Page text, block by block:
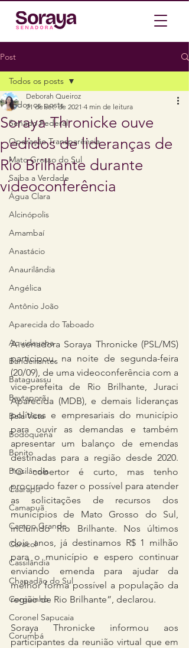
Post
Todos os posts
Senado Federal
Operação Transparência
Mato Grosso do Sul
Saiba a Verdade
Água Clara
Alcinópolis
Amambaí
Anastácio
Anaurilândia
Angélica
Antônio João
Aparecida do Taboado
Aquidauana
Bandeirantes
Bataguassu
Baytaporã
Bela Vista
Bodoquena
Bonito
Brasilândia
Caarapó
Camapuã
Campo Grande
Caracol
Cassilândia
Chapadão do Sul
Corguinho
Coronel Sapucaia
Corumbá
Todos os posts
Soraya Thronicke ouve
pedidos de lideranças de
Rio Brilhante durante
videoconferência
Deborah Queiroz
21 de set. de 2021 4 min de leitura
A senadora Soraya Thronicke (PSL/MS)
participou, na noite de segunda-feira
(20/09), de uma videoconferência com a
vice-prefeita de Rio Brilhante, Juraci
Aparecida (MDB), e demais lideranças
políticas e empresariais do município
para ouvir as demandas e também
apresentar um balanço de emendas
destinadas para a região desde 2020.
“O cobertor é curto, mas tenho
procurado fazer o possível para atender
as solicitações de recursos dos
municípios de Mato Grosso do Sul,
incluindo Rio Brilhante. Nos últimos
dois anos, já destinamos R$ 1 milhão
para o município e espero continuar
enviando emenda para ajudar da
melhor forma possível a população da
região de Rio Brilhante”, declarou.
Soraya Thronicke informou aos
participantes da reunião virtual que em